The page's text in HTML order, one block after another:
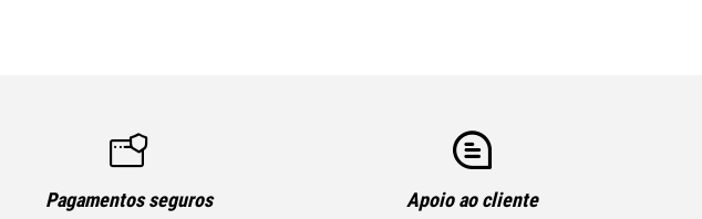
Pagamentos seguros Apoio ao cliente